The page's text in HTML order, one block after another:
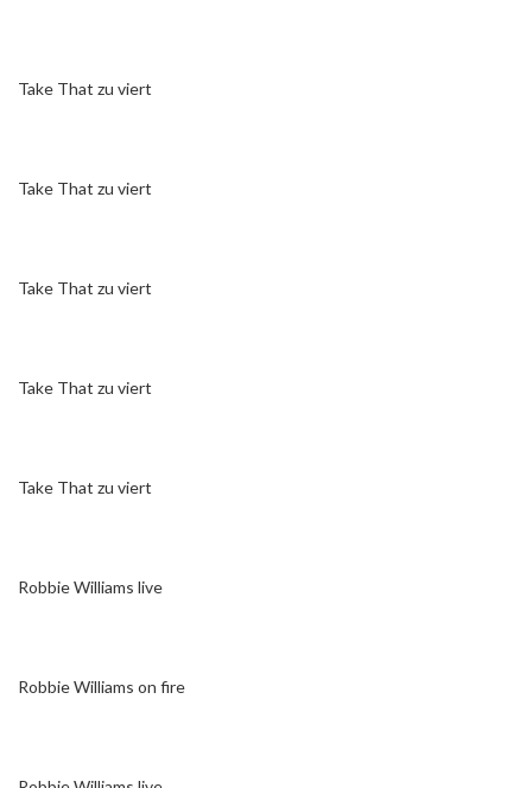
Take That zu viert
Take That zu viert
Take That zu viert
Take That zu viert
Take That zu viert
Robbie Williams live
Robbie Williams on fire